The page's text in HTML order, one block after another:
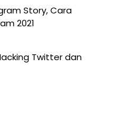
Story, Cara
2021
Twitter dan